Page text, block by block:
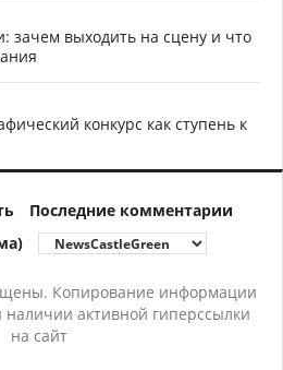
зачем выходить на сцену и что
конкурс как ступень к
Последние комментарии
Копирование информации
активной гиперссылки
на сайт